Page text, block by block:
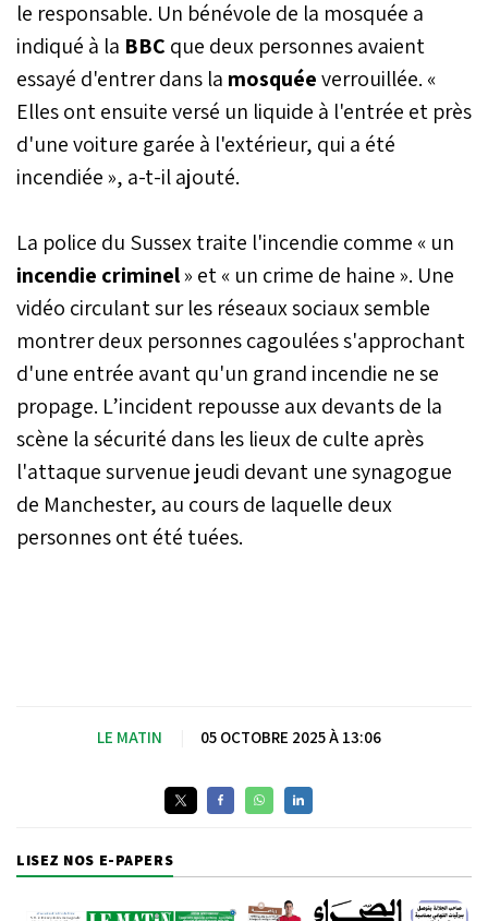
le responsable. Un bénévole de la mosquée a
indiqué à la BBC que deux personnes avaient
essayé d'entrer dans la mosquéeverrouillée. «
Elles ont ensuite versé un liquide à l'entrée et près
d'une voiture garée à l'extérieur, qui a été
incendiée », a-t-il ajouté.
La police du Sussex traite l'incendie comme « un
incendie criminel» et « un crime de haine ». Une
vidéo circulant sur les réseaux sociaux semble
montrer deux personnes cagoulées s'approchant
d'une entrée avant qu'un grand incendie ne se
propage. L’incident repousse aux devants de la
scène la sécurité dans les lieux de culte après
l'attaque survenue jeudi devant une synagogue
de Manchester, au cours de laquelle deux
personnes ont été tuées.
LE MATIN 05 OCTOBRE 2025 À 13:06
LISEZ NOS E-PAPERS